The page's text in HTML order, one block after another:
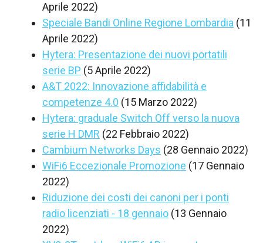
Aprile 2022)
Speciale Bandi Online Regione Lombardia (11
Aprile 2022)
Hytera: Presentazione dei nuovi portatili
serie BP (5 Aprile 2022)
A&T 2022: Innovazione affidabilità e
competenze 4.0 (15 Marzo 2022)
Hytera: graduale Switch Off verso la nuova
serie H DMR (22 Febbraio 2022)
Cambium Networks Days (28 Gennaio 2022)
WiFi6 Eccezionale Promozione (17 Gennaio
2022)
Riduzione dei costi dei canoni per i ponti
radio licenziati - 18 gennaio (13 Gennaio
2022)